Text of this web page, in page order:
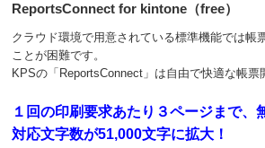
ReportsConnect for kintone（free）
クラウド環境で用意されている標準機能では帳
ことが困難です。
KPSの「ReportsConnect」は自由で快適な帳票
１回の印刷要求あたり３ページまで、
対応文字数が51,000文字に拡大！